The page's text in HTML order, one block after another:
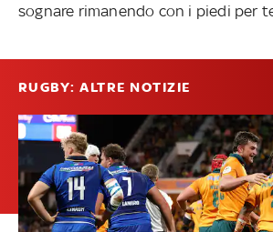
sognare rimanendo con i piedi per
RUGBY: ALTRE NOTIZIE